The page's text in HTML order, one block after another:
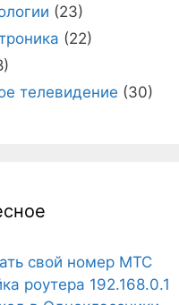
(23)
(22)
телевидение (30)
свой номер МТС
роутера 192.168.0.1